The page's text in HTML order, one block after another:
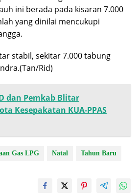
ini berada pada kisaran 7.000
yang dinilai mencukupi
stabil, sekitar 7.000 tabung
Rid)
dan Pemkab Blitar
Kesepakatan KUA-PPAS
Gas LPG Natal Tahun Baru